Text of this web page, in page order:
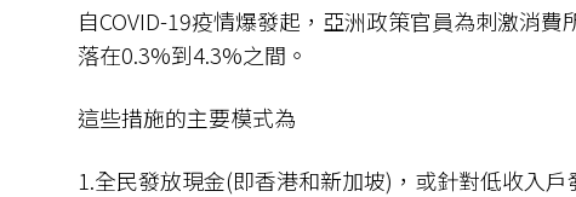
自COVID-19疫情爆發起，亞洲政策官員為刺激消
落在0.3%到4.3%之間。
這些措施的主要模式為
1.全民發放現金(即香港和新加坡)，或針對低收入